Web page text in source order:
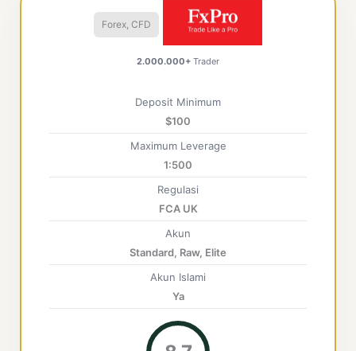
Forex, CFD
2.000.000+ Trader
Deposit Minimum
$100
Maximum Leverage
1:500
Regulasi
FCA UK
Akun
Standard, Raw, Elite
Akun Islami
Ya